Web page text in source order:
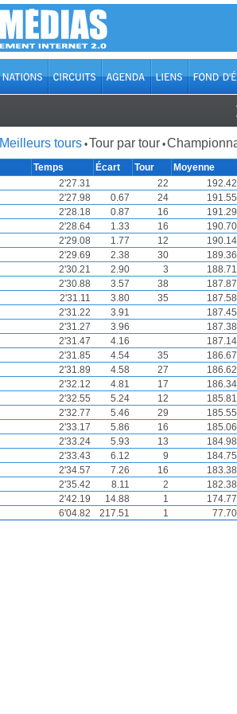
Meilleurs tours •Tour par tour •
Temps Écart Tour
Moyenne
2'27.31 22
2'27.98 0.67 24
2'28.18 0.87 16
2'28.64 1.33 16
2'29.08 1.77 12
2'29.69 2.38 30
2'30.21 2.90 3
2'30.88 3.57 38
2'31.11 3.80 35
2'31.22 3.91
2'31.27 3.96
2'31.47 4.16
2'31.85 4.54 35
2'31.89 4.58 27
2'32.12 4.81 17
2'32.55 5.24 12
2'32.77 5.46 29
2'33.17 5.86 16
2'33.24 5.93 13
2'33.43 6.12 9
2'34.57 7.26 16
2'35.42 8.11 2
2'42.19 14.88 1
6'04.82 217.51 1